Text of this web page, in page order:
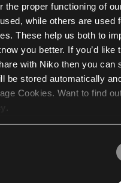
the proper functioning of
while others are used
These help us both to
you better. If you’d like
with Niko then you can
be stored automatically
Cookies. Want to find
may receive and
dat moet doen) vind je
in de